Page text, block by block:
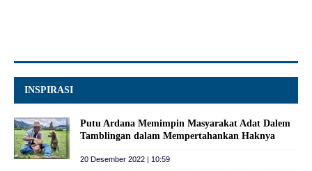
INSPIRASI
Putu Ardana Memimpin Masyarakat Adat Dalem
Tamblingan dalam Mempertahankan Haknya
20 Desember 2022 | 10:59